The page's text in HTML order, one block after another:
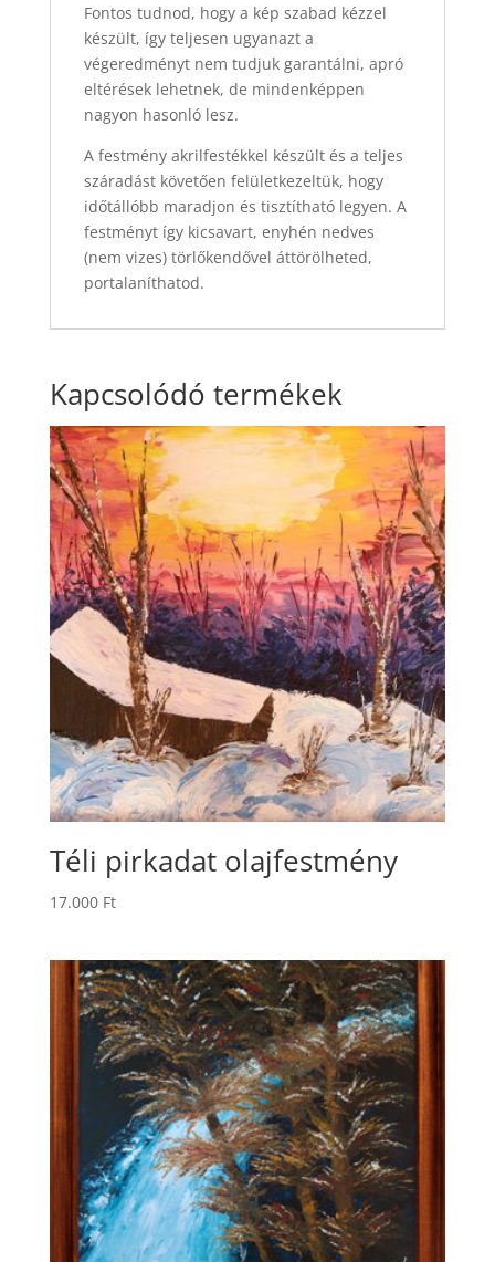
Fontos tudnod, hogy a kép szabad kézzel
készült, így teljesen ugyanazt a
végeredményt nem tudjuk garantálni, apró
eltérések lehetnek, de mindenképpen
nagyon hasonló lesz.
A festmény akrilfestékkel készült és a teljes
száradást követően felületkezeltük, hogy
időtállóbb maradjon és tisztítható legyen. A
festményt így kicsavart, enyhén nedves
(nem vizes) törlőkendővel áttörölheted,
portalaníthatod.
Kapcsolódó termékek
Téli pirkadat olajfestmény
17.000 Ft